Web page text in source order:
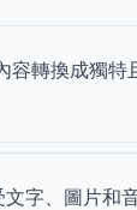
容轉換成獨特
字、圖片和音